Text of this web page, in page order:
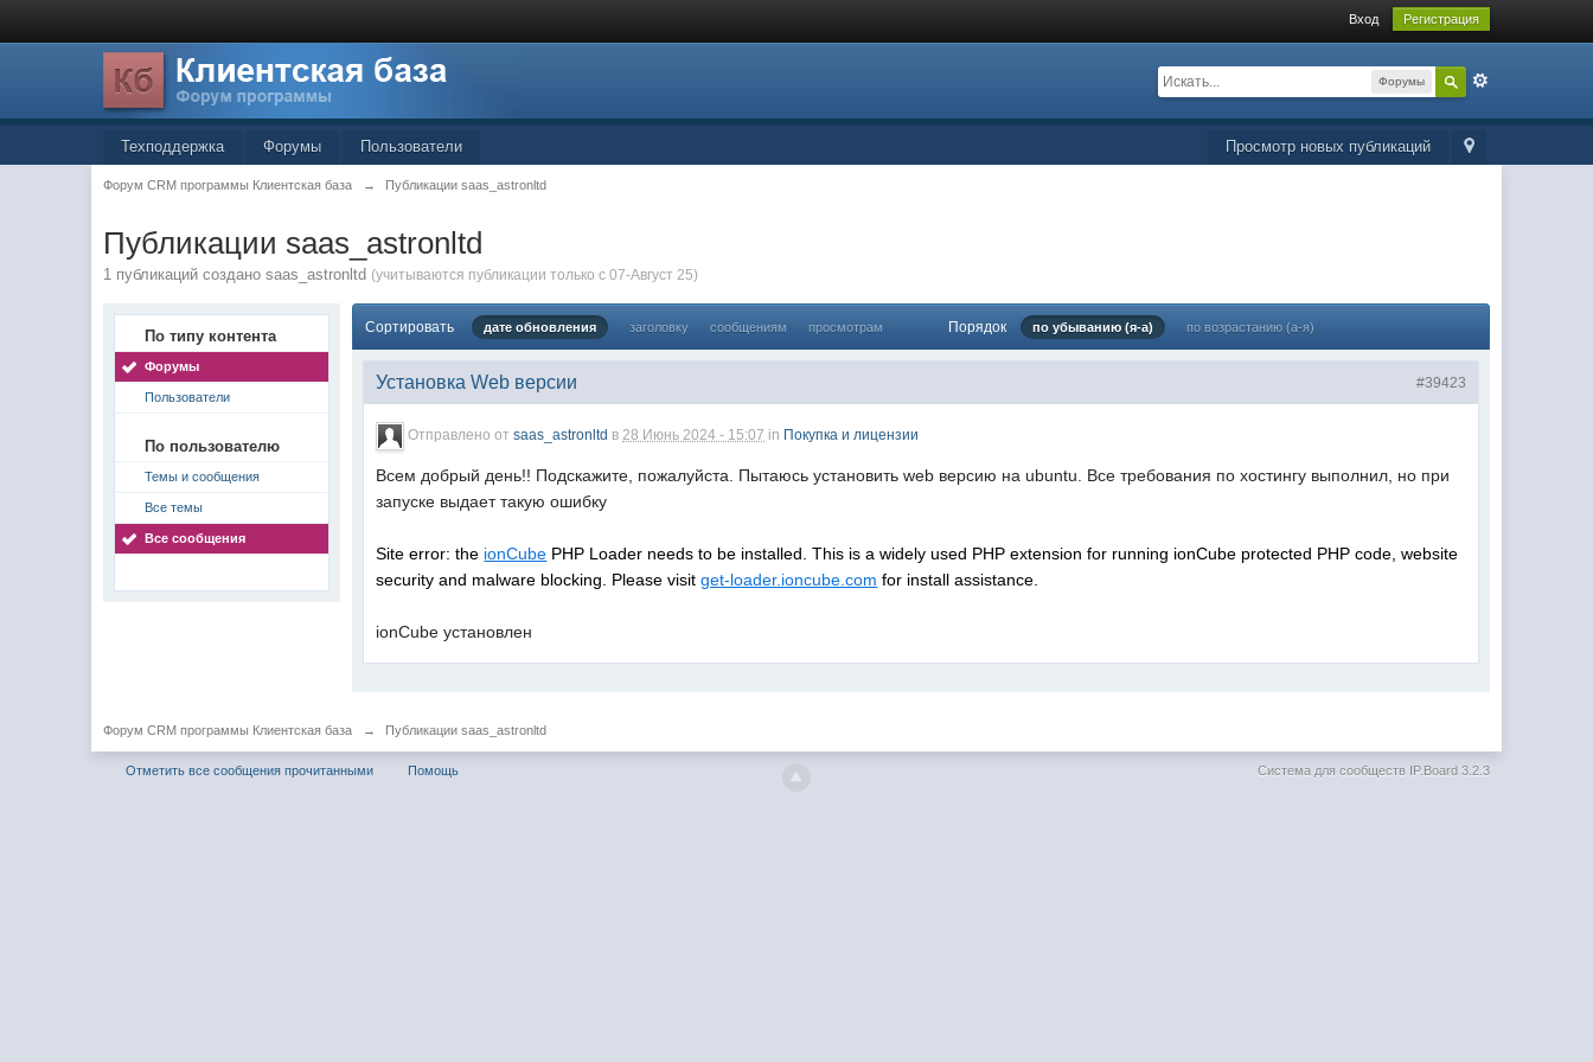
Вход Регистрация
Форумы
Просмотр новых публикаций
Техподдержка Форумы Пользователи
Форум CRM программы Клиентская база → Публикации saas_astronltd
Публикации saas_astronltd
1 публикаций создано saas_astronltd (учитываются публикации только с 07-Август 25)
По типу контента
Форумы
Пользователи
По пользователю
Темы и сообщения
Все темы
Все сообщения
Сортировать дате обновления заголовку сообщениям просмотрам Порядок по убыванию (я-а) по возрастанию (а-я)
#39423
Установка Web версии
Отправлено отsaas_astronltd в28 Июнь 2024 - 15:07 in Покупка и лицензии
Всем добрый день!! Подскажите, пожалуйста. Пытаюсь установить web версию на ubuntu. Все требования по хостингу выполнил, но при
запуске выдает такую ошибку
Site error: the ionCube PHP Loader needs to be installed. This is a widely used PHP extension for running ionCube protected PHP code, website
security and malware blocking. Please visitget-loader.ioncube.com for install assistance.
ionCube установлен
Форум CRM программы Клиентская база → Публикации saas_astronltd
Отметить все сообщения прочитанными Помощь Система для сообществ IP.Board 3.2.3